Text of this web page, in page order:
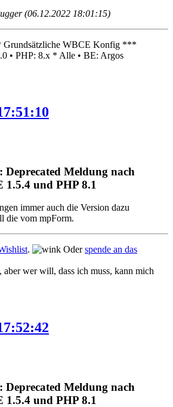
(06.12.2022 18:01:15)
WBCE Konfig ***
• PHP: 8.x * Alle • BE: Argos
Deprecated Meldung nach
1.5.4 und PHP 8.1
immer auch die Version dazu
die vom mpForm.
. Oderspende an das
wer will, dass ich muss, kann mich
Deprecated Meldung nach
1.5.4 und PHP 8.1